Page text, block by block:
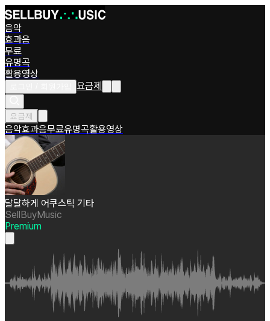
음악
효과음
무료
유명곡
활용영상
요금제
요금제
음악효과음무료유명곡활용영상
달달하게 어쿠스틱 기타
SellBuyMusic
Premium